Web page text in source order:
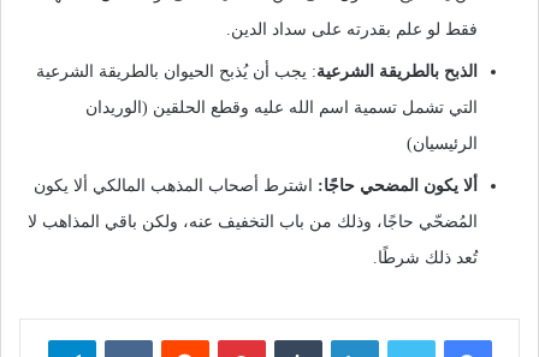
فقط لو علم بقدرته على سداد الدين.
الذبح بالطريقة الشرعية: يجب أن يُذبح الحيوان بالطريقة الشرعية
التي تشمل تسمية اسم الله عليه وقطع الحلقين (الوريدان
الرئيسيان)
ألا يكون المضحي حاجًا: اشترط أصحاب المذهب المالكي ألا يكون
المُضحّي حاجًا، وذلك من باب التخفيف عنه، ولكن باقي المذاهب لا
تُعد ذلك شرطًا.
فيسبوكتويتر لينكدإن ‏Tumblr بينتيريست
‏Reddit
‏VKontakte تيلقرام